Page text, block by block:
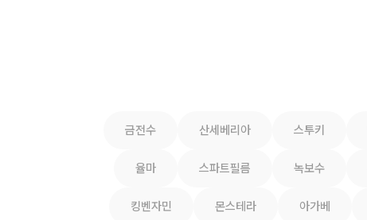
금전수 산세베리아 스투키
율마 스파트필름 녹보수
킹벤자민 몬스테라 아가베